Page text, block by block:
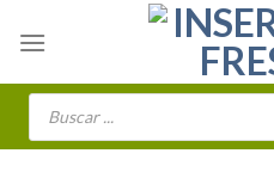
Búsqueda